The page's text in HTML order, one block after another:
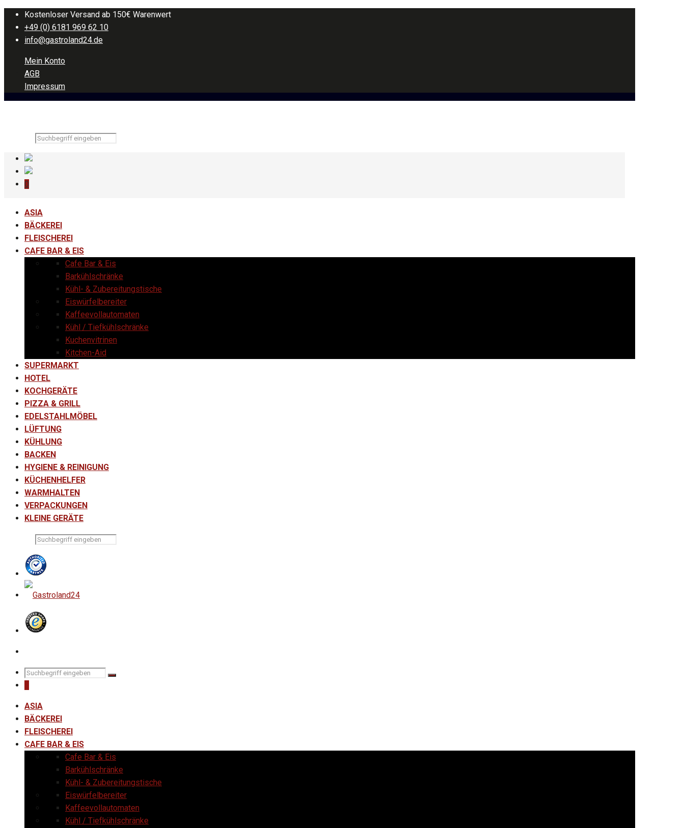
Kostenloser Versand ab 150€ Warenwert
+49 (0) 6181 969 62 10
info@gastroland24.de
Mein Konto
AGB
Impressum
0
ASIA
BÄCKEREI
FLEISCHEREI
CAFE BAR & EIS
Cafe Bar & Eis
Barkühlschränke
Kühl- & Zubereitungstische
Eiswürfelbereiter
Kaffeevollautomaten
Kühl / Tiefkühlschränke
Kuchenvitrinen
Kitchen-Aid
SUPERMARKT
HOTEL
KOCHGERÄTE
PIZZA & GRILL
EDELSTAHLMÖBEL
LÜFTUNG
KÜHLUNG
BACKEN
HYGIENE & REINIGUNG
KÜCHENHELFER
WARMHALTEN
VERPACKUNGEN
KLEINE GERÄTE
ASIA
BÄCKEREI
FLEISCHEREI
CAFE BAR & EIS
Cafe Bar & Eis
Barkühlschränke
Kühl- & Zubereitungstische
Eiswürfelbereiter
Kaffeevollautomaten
Kühl / Tiefkühlschränke